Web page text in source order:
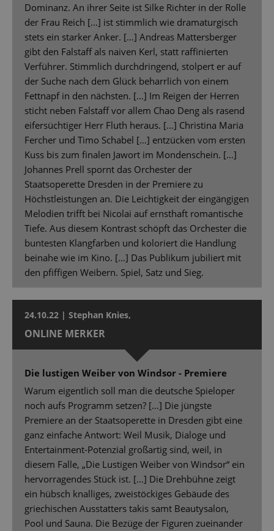
Dominanz. An ihrer Seite ist Silke Richter in der Rolle
der Frau Reich […] ist stimmlich wie dramaturgisch
stets ein starker Anker. […] Andreas Mattersberger
gibt den Falstaff als naiven Kerl, statt raffinierten
Verführer. Stimmlich durchdringend, stolpert er auf
der Suche nach dem Glück beharrlich von einem
Fettnapf in den nächsten. […] Im Reigen der Herren
sticht neben Falstaff vor allem Chao Deng als rasend
eifersüchtiger Herr Fluth heraus. […] Christina Maria
Fercher und Timo Schabel […] entzücken vom ersten
Kuss bis zum finalen Jawort im Mondenschein. […]
Johannes Prell spornt das Orchester der
Staatsoperette Dresden in der Premiere zu
Höchstleistungen an. Die Leichtigkeit der eingängigen
Melodien trifft bei Nicolai auf ernsthaft romantische
Tiefe. Aus diesem Kontrast schöpft das Orchester die
buntesten Klangfarben und koloriert die Handlung
beinahe wie im Kino. […] Das Publikum jubiliert mit
den pfiffigen Weibern. Spiel, Satz und Sieg.
24.10.22 | Stephan Knies,
ONLINE MERKER
Die lustigen Weiber von Windsor - Premiere
Warum eigentlich soll man die deutsche Spieloper
noch aufs Programm setzen? […] Die jüngste
Premiere an der Staatsoperette in Dresden gibt eine
ganz einfache Antwort: Weil Musik, Dialoge und
Entertainment-Potenzial großartig sind, weil, in
diesem Falle, „Die Lustigen Weiber von Windsor“ ein
hervorragendes Stück ist. […] Die Drehbühne zeigt
ein hübsch knalliges, zweistöckiges Gebäude des
griechischen Ausstatters takis samt Beautysalon,
Pool und Sauna. Die Bezüge der Figuren zueinander